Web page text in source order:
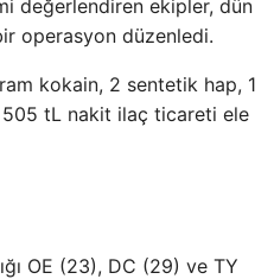
değerlendiren ekipler, dün
operasyon düzenledi.
kokain, 2 sentetik hap, 1
tL nakit ilaç ticareti ele
OE (23), DC (29) ve TY